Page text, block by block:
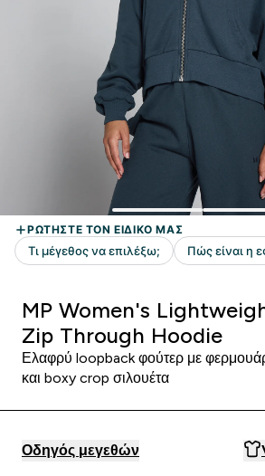
MP Women's
Zip Through Hoodie
Ελαφρύ loopback φούτερ με
και boxy crop σιλουέτα
Οδηγός μεγεθών